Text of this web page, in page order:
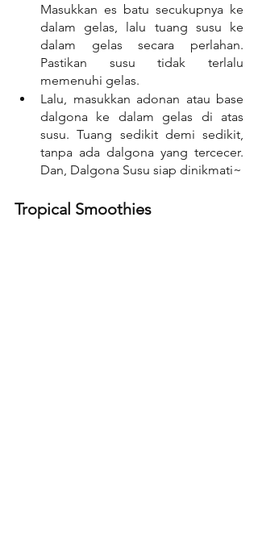
Masukkan es batu secukupnya ke
dalam gelas, lalu tuang susu ke
dalam gelas secara perlahan.
Pastikan susu tidak terlalu
memenuhi gelas.
Lalu, masukkan adonan atau base
dalgona ke dalam gelas di atas
susu. Tuang sedikit demi sedikit,
tanpa ada dalgona yang tercecer.
Dan, Dalgona Susu siap dinikmati~
Tropical Smoothies